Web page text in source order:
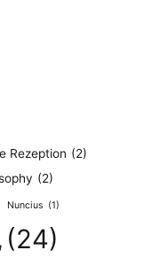
Rezeption (2)
(2)
Nuncius (1)
(24)